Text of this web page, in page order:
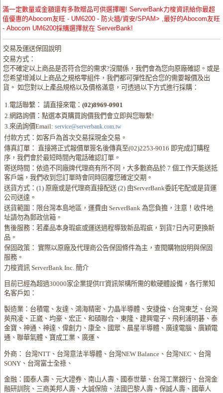
滿一定數量或金額還有多款贈品可供選擇喔! ServerBank力梭資訊給你最超
值優惠的Abocom友旺 - UM6200 - 防火牆/資安/SPAM> ,最好的Abocom友旺
- Abocom UM6200採購選擇就在 ServerBank!
交易及運送保固說明
交易方式：
您不確定以上商品是否符合您的需求?沒關係，我們會為您向原廠確認。或是
您希望增減以上商品之規格零組件，我們都可彈性配合您的需要報價及出
貨。 如您對以上產品規格以及價格滿意，可透過以下方式進行採購：
1.電話聯繫： 請直接來電：(02)8969-0901
2.網路詢價：點選本頁購買詢價我們會立即與您聯繫!
3.來函詢價Email: service@serverbank.com.tw
付款方式：如客戶為首次交易採現金交易。
傳真訂單： 直接將正式報價單簽名後傳真至(02)2253-9016 即完成訂購程
序，我們會於最短時間內電話確認訂單。
寄送時間：依造不同廠牌代理商有所不同，大多數商品於 7 個工作天能送抵
客戶端，我們收到您訂單時會同時回覆您確定交期。
送貨方式：(1) 原廠或是代理商直接配送 (2) 由ServerBank委託宅配或是貨運
公司送達。
送貨範圍：限台灣本島地區，運費由 ServerBank 為您負擔，注意！收件地
址請勿為郵政信箱。
售後服務：若產品本身瑕疵或運送過程導致新品瑕疵，到貨7日內可更換新
品。
保固政策： 實際以原廠及代理商公告保固條件為主，查閱購物說明與保固
服務。
力梭資訊 ServerBank Inc. 簡介
目前已經為超過30000家企業提供IT資訊架構所需的軟硬體設備，各行業知
名客戶如：
製造業：台積電、友達、鴻海精密、力晶半導體、安捷倫、台灣東芝、台灣
英飛凌、正崴、均豪、宏正、和碩聯合、東隆、建興電子、飛利浦明碁、泰
金寶、神通、神達、偉創力、康全、國眾、晨星半導體、廣達電腦、廣穎電
通、聯華氣體、寶成工業、廣運、
外商： 台灣NTT、台灣意法半導體、台灣NEW Balance、台灣NEC、台灣
SONY、台灣富士全祿、
金融：國泰人壽、元大證券、南山人壽、國泰世華、台灣工業銀行、台灣金
融研訓院、三商美邦人壽、大誠保險、法國巴黎人壽、保誠人壽、國華人